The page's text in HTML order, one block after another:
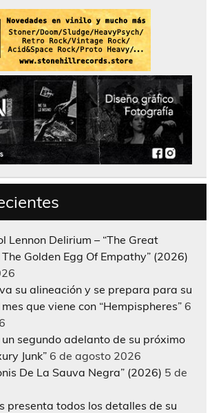
Lennon Delirium – “The Great
Golden Egg Of Empathy” (2026)
su alineación y se prepara para su
que viene con “Hempispheres” 6
segundo adelanto de su próximo
Junk” 6 de agosto 2026
De La Sauva Negra” (2026) 5 de
presenta todos los detalles de su